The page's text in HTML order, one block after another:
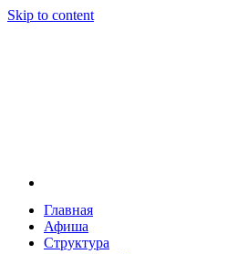
Skip to content
Новосибирская
Новосибирская
году распоряжением
Главная
Афиша
Структура